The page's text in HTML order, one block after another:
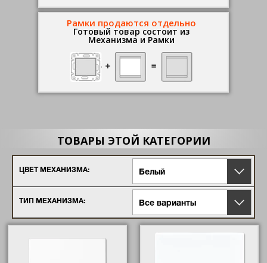
Рамки продаются отдельно
Готовый товар состоит из
Механизма и Рамки
ТОВАРЫ ЭТОЙ КАТЕГОРИИ
ЦВЕТ МЕХАНИЗМА: Белый
ТИП МЕХАНИЗМА: Все варианты